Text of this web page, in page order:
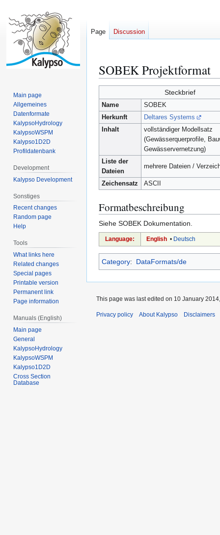
Jump
to
navigation
Jump
to
search
SOBEK Projektformat
Steckbrief
Name
SOBEK
Herkunft
Deltares Systems
Inhalt
vollständiger Modellsatz
(Gewässerquerprofile,
Gewässervernetzung)
Liste der
Dateien
mehrere Dateien /
Zeichensatz ASCII
Formatbeschreibung
Siehe SOBEK Dokumentation.
Language: English • Deutsch
Category: DataFormats/de
Page Discussion
Main page
Allgemeines
Datenformate
KalypsoHydrology
KalypsoWSPM
Kalypso1D2D
Profildatenbank
Development
Kalypso Development
Sonstiges
Recent changes
Random page
Help
Tools
What links here
Related changes
Special pages
Printable version
Permanent link
Page information
Manuals (English)
Main page
General
KalypsoHydrology
KalypsoWSPM
Kalypso1D2D
Cross Section
Database
This page was last edited on 10 January
Privacy policy About Kalypso Disclaimers